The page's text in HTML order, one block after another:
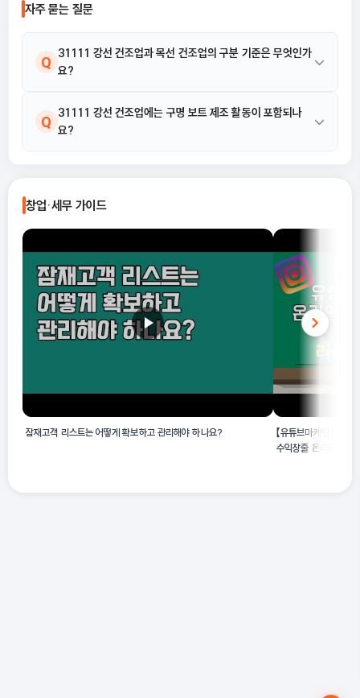
자주 묻는 질문
Q
31111 강선 건조업과 목선 건조업의 구분 기준은 무엇인가
요?
A 31111 강선 건조업은 철강을 사용하여 선박을 건조·수리하는 활
동인 반면, 목선 건조업은 목재를 주요 재료로 사용하는 등 사용 재
Q
31111 강선 건조업에는 구명 보트 제조 활동이 포함되나
요?
어선 및 어획물 가공용·저장용 선박의 제조 활동이 명시되어 있습니
다.
창업·세무 가이드
잠재고객 리스트는 어떻게 확보하고 관리해야 하나요?
【유튜브마케팅】 인스
수익창출 온라인마케팅